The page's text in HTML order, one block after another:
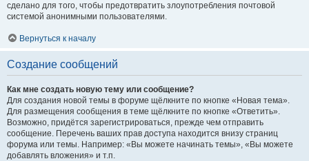
сделано для того, чтобы предотвратить злоупотребления почтовой
системой анонимными пользователями.
Вернуться к началу
Создание сообщений
Как мне создать новую тему или сообщение?
Для создания новой темы в форуме щёлкните по кнопке «Новая тема».
Для размещения сообщения в теме щёлкните по кнопке «Ответить».
Возможно, придётся зарегистрироваться, прежде чем отправить
сообщение. Перечень ваших прав доступа находится внизу страниц
форума или темы. Например: «Вы можете начинать темы», «Вы можете
добавлять вложения» и т.п.